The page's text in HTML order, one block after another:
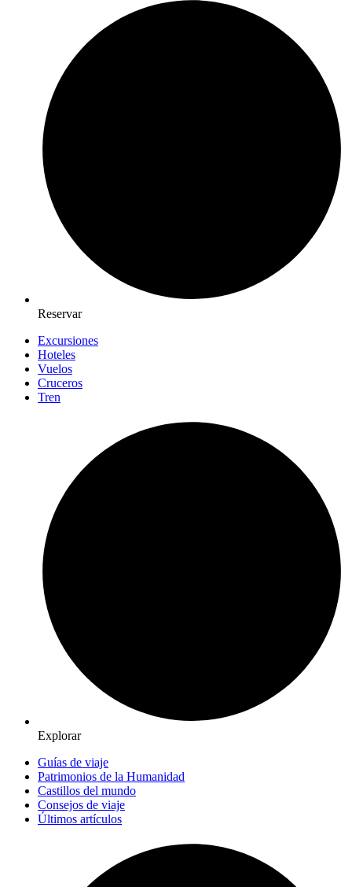
Reservar
Excursiones
Hoteles
Vuelos
Cruceros
Tren
Explorar
Guías de viaje
Patrimonios de la Humanidad
Castillos del mundo
Consejos de viaje
Últimos artículos